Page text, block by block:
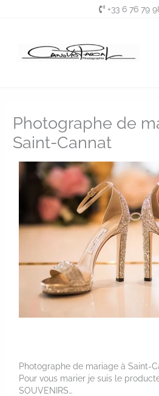
+33 6 76 79
Photographe de
Saint-Cannat
Photographe de mariage à Saint-
Pour vous marier je suis le
SOUVENIRS…